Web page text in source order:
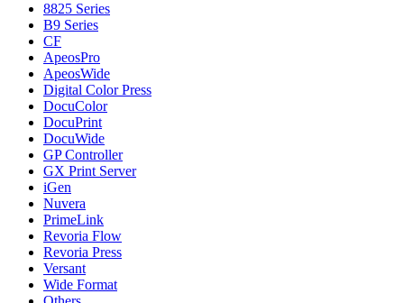
8825 Series
B9 Series
CF
ApeosPro
ApeosWide
Digital Color Press
DocuColor
DocuPrint
DocuWide
GP Controller
GX Print Server
iGen
Nuvera
PrimeLink
Revoria Flow
Revoria Press
Versant
Wide Format